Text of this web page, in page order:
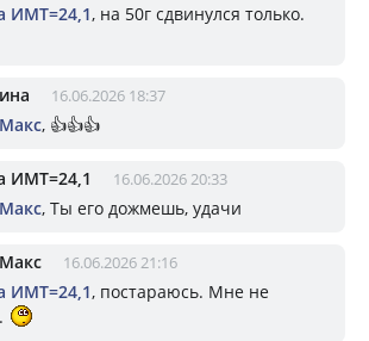
ИМТ=24,1, на 50г сдвинулся только.
16.06.2026 18:37
, 👍👍👍
ИМТ=24,1 16.06.2026 20:33
, Ты его дожмешь, удачи
16.06.2026 21:16
ИМТ=24,1, постараюсь. Мне не